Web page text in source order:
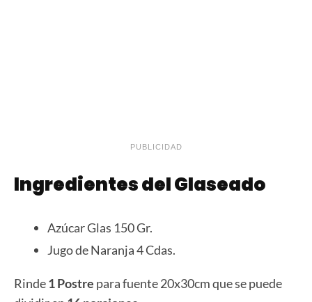
PUBLICIDAD
Ingredientes del Glaseado
Azúcar Glas 150 Gr.
Jugo de Naranja 4 Cdas.
Rinde1 Postre para fuente 20x30cm que se puede